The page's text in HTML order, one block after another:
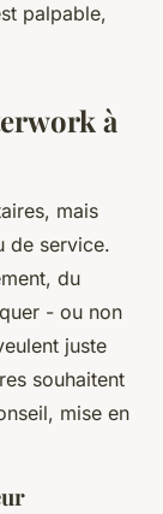
palpable,
à
mais
de service.
du
- ou non
juste
souhaitent
mise en